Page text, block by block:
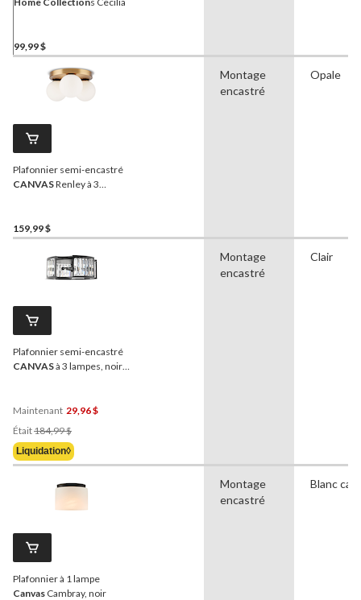
99,99 $
Plafonnier semi-encastré
CANVASRenley à 3
159,99 $
Montage
encastré
Opale
Plafonnier semi-encastré
CANVASà 3 lampes, noir
Maintenant 29,96 $
Était184,99 $
Était
184,99 $
Liquidation◊
Montage
encastré
Clair
Plafonnier à 1 lampe
Canvas Cambray, noir
Montage
encastré
Blanc